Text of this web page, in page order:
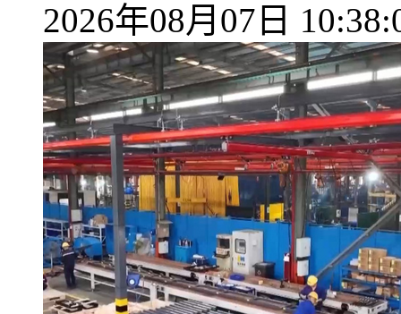
2026年08月07日